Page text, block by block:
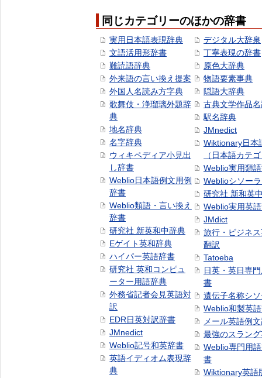
同じカテゴリーのほかの辞書
実用日本語表現辞典
文語活用形辞書
難読語辞典
外来語の言い換え提案
外国人名読み方字典
歌舞伎・浄瑠璃外題辞
典
地名辞典
名字辞典
ウィキペディア小見出
し辞書
Weblio日本語例文用例
辞書
Weblio類語・言い換え
辞書
研究社 新英和中辞典
Eゲイト英和辞典
ハイパー英語辞書
研究社 英和コンピュ
ーター用語辞典
外務省記者会見英語対
訳
EDR日英対訳辞書
JMnedict
Weblio記号和英辞書
英語イディオム表現辞
典
デジタル大辞泉
丁寧表現の辞書
原色大辞典
物語要素事典
隠語大辞典
古典文学作品
駅名辞典
JMnedict
Wiktionary日本
（日本語カテ
Weblio実用類
Weblioシソー
研究社 新和英
Weblio実用英
JMdict
旅行・ビジネ
翻訳
Tatoeba
日英・英日専
書
遺伝子名称シ
Weblio和製英
メール英語例
最強のスラン
Weblio専門用
書
Wiktionary英語